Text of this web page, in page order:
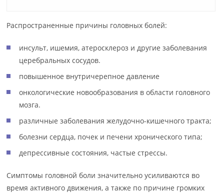
Распространенные причины головных болей:
инсульт, ишемия, атеросклероз и другие заболевания
церебральных сосудов.
повышенное внутричерепное давление
онкологические новообразования в области головного
мозга.
различные заболевания желудочно-кишечного тракта;
болезни сердца, почек и печени хронического типа;
депрессивные состояния, частые стрессы.
Симптомы головной боли значительно усиливаются во
время активного движения, а также по причине громких